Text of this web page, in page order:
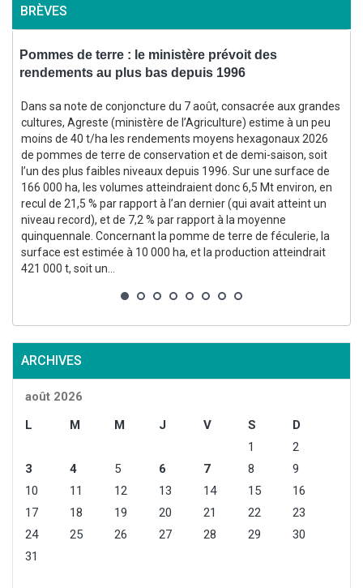
BRÈVES
Pommes de terre : le ministère prévoit des
rendements au plus bas depuis 1996
Dans sa note de conjoncture du 7 août, consacrée aux grandes
cultures, Agreste (ministère de l’Agriculture) estime à un peu
moins de 40 t/ha les rendements moyens hexagonaux 2026
de pommes de terre de conservation et de demi-saison, soit
l’un des plus faibles niveaux depuis 1996. Sur une surface de
166 000 ha, les volumes atteindraient donc 6,5 Mt environ, en
recul de 21,5 % par rapport à l’an dernier (qui avait atteint un
niveau record), et de 7,2 % par rapport à la moyenne
quinquennale. Concernant la pomme de terre de féculerie, la
surface est estimée à 10 000 ha, et la production atteindrait
421 000 t, soit un...
ARCHIVES
août 2026
L
M M J V S
D
1
2
3
4 5 6 7 8
9
10
11 12 13 14 15
16
17
18 19 20 21 22
23
24
25 26 27 28 29
30
31